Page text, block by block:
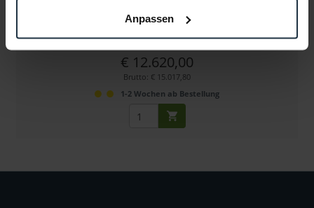
Anpassen
100 mm-Gestell mit Rollen und Fluid Head, 6-25 kg
€ 12.620,00
Brutto: € 15.017,80
1-2 Wochen ab Bestellung